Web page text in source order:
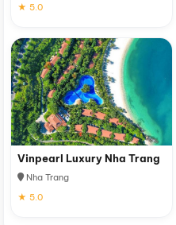
★ 5.0
Vinpearl Luxury Nha Trang
Nha Trang
★ 5.0